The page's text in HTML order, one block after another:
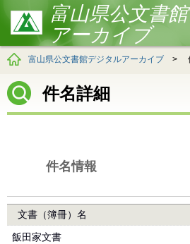
富山県公文書
アーカイブ
富山県公文書館デジタルアーカイブ >
件名詳細
件名情報
文書（簿冊）名
飯田家文書